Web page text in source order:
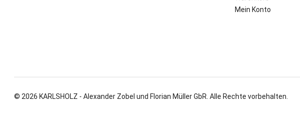
Mein Konto
© 2026 KARLSHOLZ - Alexander Zobel und Florian Müller GbR. Alle Rechte vorbehalten